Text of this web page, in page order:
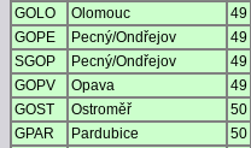
GOLO
Olomouc 49
GOPE
Pecný/Ondřejov 49
SGOP
Pecný/Ondřejov 49
GOPV
Opava 49
GOST
Ostroměř 50
GPAR
Pardubice 50